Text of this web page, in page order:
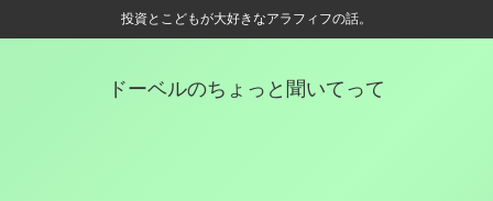
投資とこどもが大好きなアラフィフの話。
ドーベルのちょっと聞いてって